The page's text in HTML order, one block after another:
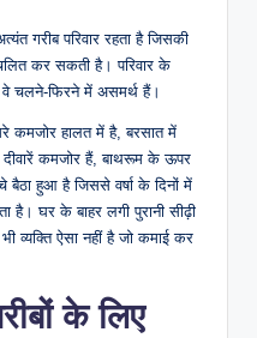
गरीब परिवार रहता है जिसकी
कर सकती है। परिवार के
चलने-फिरने में असमर्थ हैं।
कमजोर हालत में है, बरसात में
कमजोर हैं, बाथरूम के ऊपर
हुआ है जिससे वर्षा के दिनों में
है। घर के बाहर लगी पुरानी सीढ़ी
व्यक्ति ऐसा नहीं है जो कमाई कर
के लिए